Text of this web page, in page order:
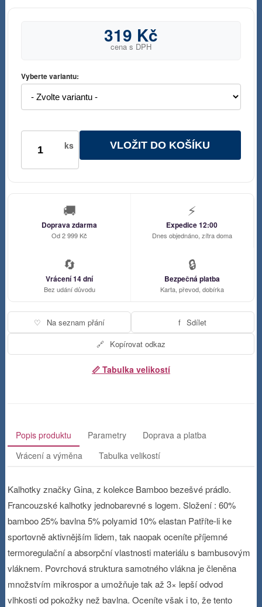
319 Kč
cena s DPH
Vyberte variantu:
ks VLOŽIT DO KOŠÍKU
🚚
Doprava zdarma
Od 2 999 Kč
⚡
Expedice 12:00
Dnes objednáno, zítra doma
🔄
Vrácení 14 dní
Bez udání důvodu
🔒
Bezpečná platba
Karta, převod, dobírka
♡ Na seznam přání f Sdílet
🔗 Kopírovat odkaz
📏 Tabulka velikostí
Popis produktu Parametry
Doprava a platba
Vrácení a výměna
Tabulka velikostí
Kalhotky značky Gina, z kolekce Bamboo bezešvé prádlo.
Francouzské kalhotky jednobarevné s logem. Složení : 60%
bamboo 25% bavlna 5% polyamid 10% elastan Patříte-li ke
sportovně aktivnějším lidem, tak naopak oceníte příjemné
termoregulační a absorpční vlastnosti materiálu s bambusovým
vláknem. Povrchová struktura samotného vlákna je členěna
množstvím mikrospor a umožňuje tak až 3× lepší odvod
vlhkosti od pokožky než bavlna. Oceníte však i to, že tento